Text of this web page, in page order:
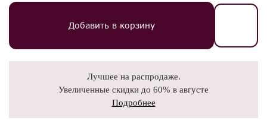
Добавить в корзину
Лучшее на распродаже.
Увеличенные скидки до 60% в августе
Подробнее